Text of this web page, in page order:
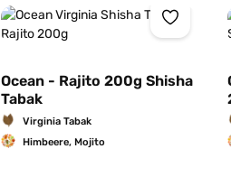
Ocean - Rajito 200g Shisha
Tabak
Virginia Tabak
Himbeere, Mojito